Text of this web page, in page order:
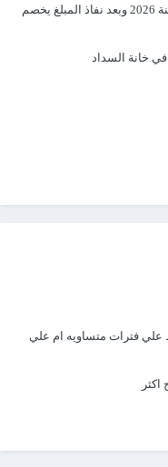
الحالية ثم السنة التي تليها مثلا يخصم أولا من سنة 2026 وبعد نفاذ المبلغ يخصم
خانة السداد
فترات متساويه ام علي